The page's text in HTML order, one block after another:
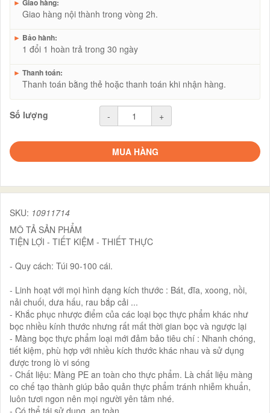
Giao hàng nội thành trong vòng 2h.
► Bảo hành:
1 đổi 1 hoàn trả trong 30 ngày
► Thanh toán:
Thanh toán bằng thẻ hoặc thanh toán khi nhận hàng.
Số lượng - +
MUA HÀNG
SKU: 10911714
MÔ TẢ SẢN PHẨM
TIỆN LỢI - TIẾT KIỆM - THIẾT THỰC
- Quy cách: Túi 90-100 cái.
- Linh hoạt với mọi hình dạng kích thước : Bát, đĩa, xoong, nồi,
nải chuối, dưa hấu, rau bắp cải ...
- Khắc phục nhược điểm của các loại bọc thực phẩm khác như
bọc nhiều kính thước nhưng rất mất thời gian bọc và ngược lại
- Màng bọc thực phẩm loại mới đảm bảo tiêu chí : Nhanh chóng,
tiết kiệm, phù hợp với nhiều kích thước khác nhau và sử dụng
được trong lò vi sóng
- Chất liệu: Màng PE an toàn cho thực phẩm. Là chất liệu màng
co chế tạo thành giúp bảo quản thực phẩm tránh nhiễm khuẩn,
luôn tươi ngon nên mọi người yên tâm nhé.
- Có thể tái sử dụng, an toàn.